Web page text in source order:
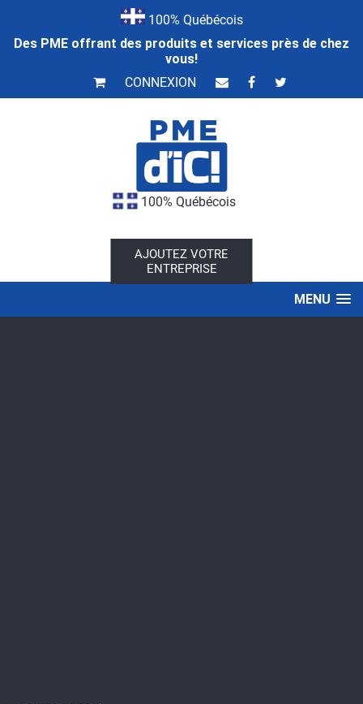
100% Québécois
Des PME offrant des produits et services près de chez
vous!
CONNEXION
100% Québécois
AJOUTEZ VOTRE
ENTREPRISE
MENU